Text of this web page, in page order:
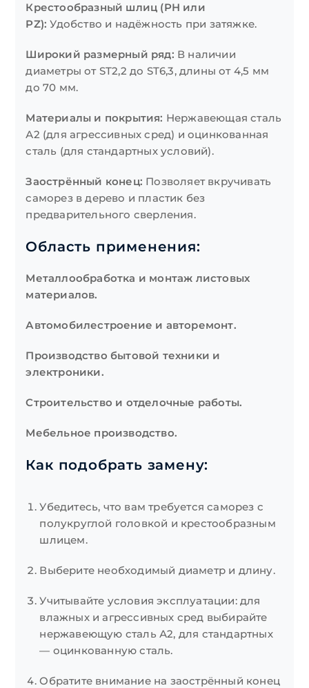
Крестообразный шлиц (PH или
PZ): Удобство и надёжность при затяжке.
Широкий размерный ряд: В наличии
диаметры от ST2,2 до ST6,3, длины от 4,5 мм
до 70 мм.
Материалы и покрытия: Нержавеющая сталь
А2 (для агрессивных сред) и оцинкованная
сталь (для стандартных условий).
Заострённый конец: Позволяет вкручивать
саморез в дерево и пластик без
предварительного сверления.
Область применения:
Металлообработка и монтаж листовых
материалов.
Автомобилестроение и авторемонт.
Производство бытовой техники и
электроники.
Строительство и отделочные работы.
Мебельное производство.
Как подобрать замену:
Убедитесь, что вам требуется саморез с
полукруглой головкой и крестообразным
шлицем.
Выберите необходимый диаметр и длину.
Учитывайте условия эксплуатации: для
влажных и агрессивных сред выбирайте
нержавеющую сталь А2, для стандартных
— оцинкованную сталь.
Обратите внимание на заострённый конец